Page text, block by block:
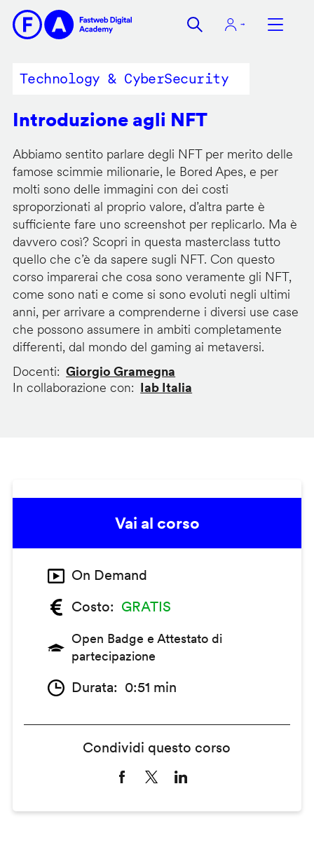
contenuto
Technology & CyberSecurity
Introduzione agli NFT
Abbiamo sentito parlare degli NFT per merito delle
famose scimmie milionarie, le Bored Apes, e per
molti sono delle immagini con dei costi
sproporzionati al proprio valore, d’altra parte è
sufficiente fare uno screenshot per replicarlo. Ma è
davvero così? Scopri in questa masterclass tutto
quello che c’è da sapere sugli NFT. Con questo
corso imparerai che cosa sono veramente gli NFT,
come sono nati e come si sono evoluti negli ultimi
anni, per arrivare a comprenderne i diversi use case
che possono assumere in ambiti completamente
differenti, dal mondo del gaming ai metaversi.
Docenti
Giorgio Gramegna
In collaborazione con
Iab Italia
Vai al corso
On Demand
Costo
GRATIS
Open Badge e Attestato di
partecipazione
Durata 0:51 min
Condividi questo corso